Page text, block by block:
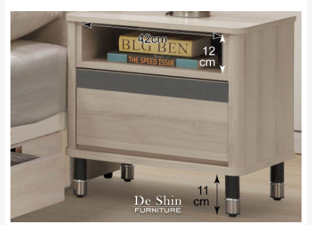
基隆
$ 9,000以下：
NT$500元
＊A108產品另收運費
苗栗
$ 9,000以上：免
運費
卓蘭鎮、三灣、通
霄山區、西湖、泰
配送天數：5~14天
到貨時間：指定送貨日當天以電話聯絡確認
快速到貨商品，無法指定特定時間送達，司
機當天到貨前皆會再與您通知，讓你不用整
天在家等貨，以節省您的寶貴時間。
由於百貨公司配送較為不易，故暫無法配送
發票寄送：
若您選擇三聯式或索取兩聯式發票，發票將於商品
完成出貨15個工作天另行寄出，另外約加上2~7個
工作天內送達，如遇國定假日將順延寄送。